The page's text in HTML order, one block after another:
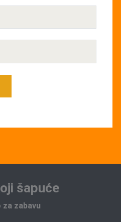
šapuće
zabavu